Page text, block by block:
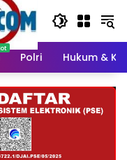
Polri Hukum &